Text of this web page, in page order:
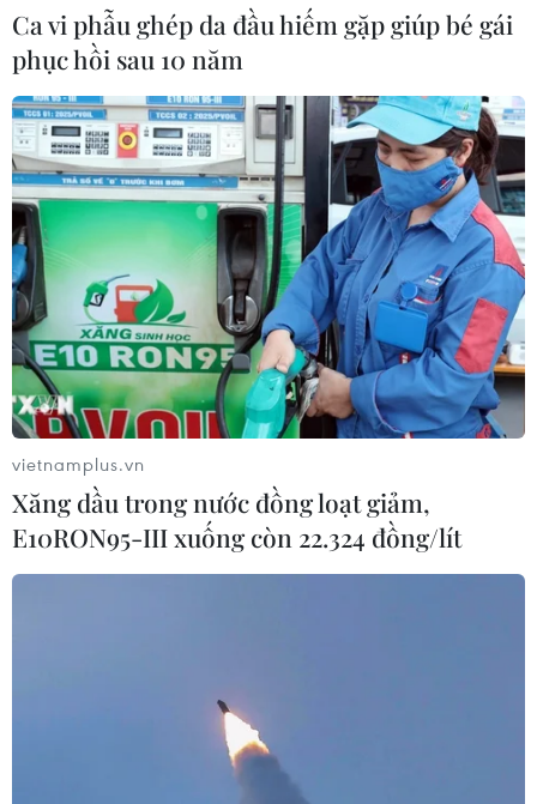
Ca vi phẫu ghép da đầu hiếm gặp giúp bé gái
phục hồi sau 10 năm
vietnamplus.vn
Xăng dầu trong nước đồng loạt giảm,
E10RON95-III xuống còn 22.324 đồng/lít